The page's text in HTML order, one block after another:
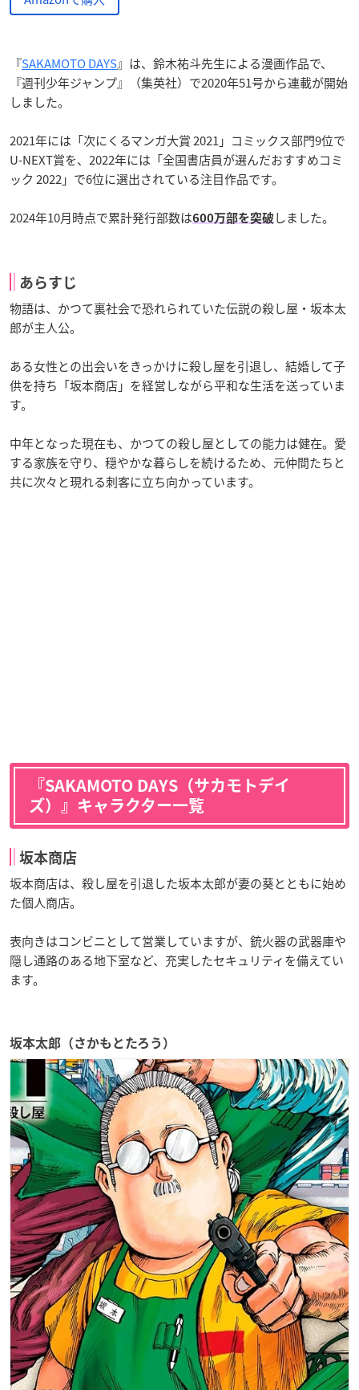
『SAKAMOTO DAYS』は、鈴木祐斗先生による漫画作品で、
『週刊少年ジャンプ』（集英社）で2020年51号から連載が開始
しました。
2021年には「次にくるマンガ大賞 2021」コミックス部門9位で
U-NEXT賞を、2022年には「全国書店員が選んだおすすめコミ
ック 2022」で6位に選出されている注目作品です。
2024年10月時点で累計発行部数は600万部を突破 しました。
あらすじ
物語は、かつて裏社会で恐れられていた伝説の殺し屋・坂本太
郎が主人公。
ある女性との出会いをきっかけに殺し屋を引退し、結婚して子
供を持ち「坂本商店」を経営しながら平和な生活を送っていま
す。
中年となった現在も、かつての殺し屋としての能力は健在。愛
する家族を守り、穏やかな暮らしを続けるため、元仲間たちと
共に次々と現れる刺客に立ち向かっています。
『SAKAMOTO DAYS（サカモトデイ
ズ）』キャラクター一覧
坂本商店
坂本商店は、殺し屋を引退した坂本太郎が妻の葵とともに始め
た個人商店。
表向きはコンビニとして営業していますが、銃火器の武器庫や
隠し通路のある地下室など、充実したセキュリティを備えてい
ます。
坂本太郎（さかもとたろう）